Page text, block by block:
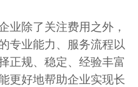
业除了关注费用之外，
专业能力、服务流程以
正规、稳定、经验丰富
更好地帮助企业实现长